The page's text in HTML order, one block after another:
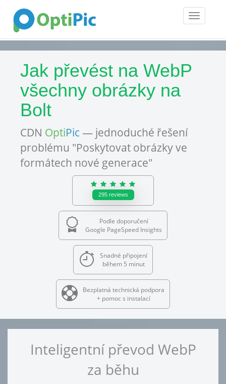
Toggle
Jak převést na WebP
všechny obrázky na
Bolt
CDN OptiPic — jednoduché řešení
problému "Poskytovat obrázky ve
formátech nové generace"
295 reviews
Podle doporučení
Google PageSpeed Insights
Snadné připojení
během 5 minut
Bezplatná technická podpora
+ pomoc s instalací
Inteligentní převod WebP
za běhu